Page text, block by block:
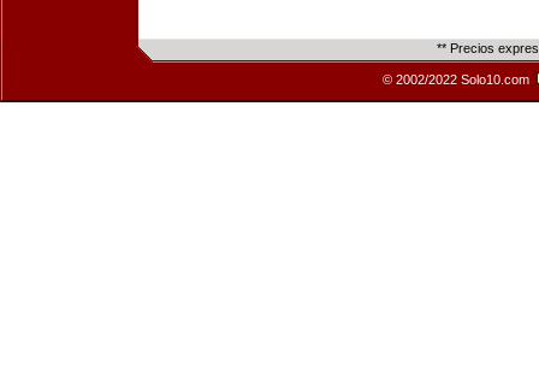
** Precios
© 2002/2022 Solo10.com